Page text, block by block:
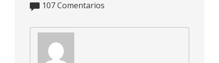
107Comentarios